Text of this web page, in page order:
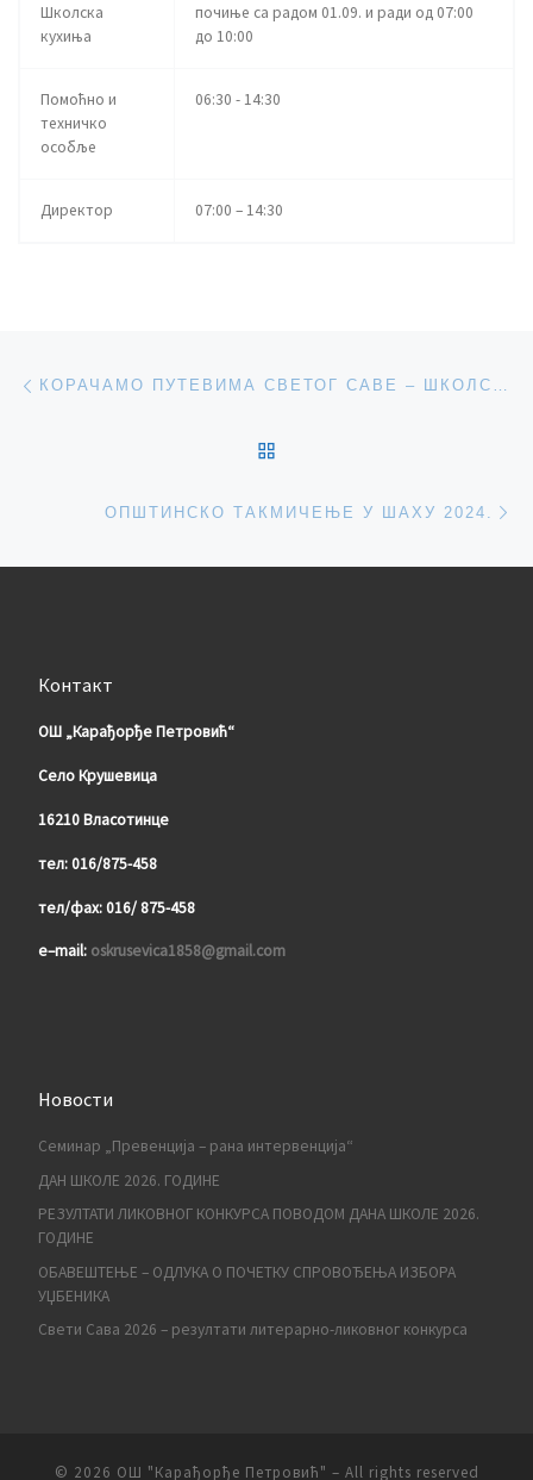
Школска
кухиња
почиње са радом 01.09. и ради од 07:00
до 10:00
Помоћно и
техничко
особље
06:30 - 14:30
Директор 07:00 – 14:30
Post navigation КОРАЧАМО ПУТЕВИМА СВЕТОГ САВЕ – ШКОЛСКА СЛАВА 2024. ГОДИНЕ
ОПШТИНСКО ТАКМИЧЕЊЕ У ШАХУ 2024.
Контакт
ОШ „Карађорђе Петровић“
Село Крушевица
16210 Власотинце
тел: 016/875-458
тел/фаx: 016/ 875-458
e–mail: oskrusevica1858@gmail.com
Новости
Семинар „Превенција – рана интервенција“
ДАН ШКОЛЕ 2026. ГОДИНЕ
РЕЗУЛТАТИ ЛИКОВНОГ КОНКУРСА ПОВОДОМ ДАНА ШКОЛЕ 2026.
ГОДИНЕ
ОБАВЕШТЕЊЕ – ОДЛУКА О ПОЧЕТКУ СПРОВОЂЕЊА ИЗБОРА
УЏБЕНИКА
Свети Сава 2026 – резултати литерарно-ликовног конкурса
© 2026 ОШ "Карађорђе Петровић" – All rights reserved